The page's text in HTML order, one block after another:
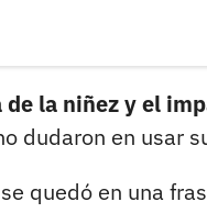
de la niñez y el
dudaron en usar
quedó en una